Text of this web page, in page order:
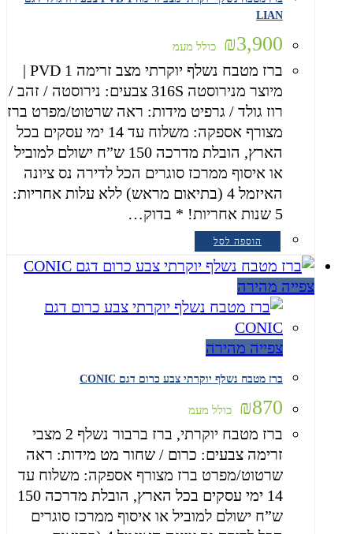
LIAN
₪3,900 כולל מעמ
ברז מטבח נשלף יוקרתי מצב זרימה 1 PVD |
מיוצר מנירוסטה 316S צבעים: נירוסטה / זהב /
רוז גולד / גרפיט מידות: ראה שרטוט/מפרט ברז
מצורף אספקה: משלוח עד 14 ימי עסקים בכל
הארץ, הובלת מדרכה 150 ש”ח ישולם למוביל
או איסוף ממרכז סוגרים הכל לדירה נס ציונה
האיזמל 4 (בתיאום מראש) ללא עלות אחריות:
5 שנות אחריות! * בדוק…
הוספה לסל
צפייה מהירה
צפייה מהירה
ברז מטבח נשלף יוקרתי צבע כרום דגם CONIC
₪870 כולל מעמ
ברז מטבח יוקרתי, ברז ברבור נשלף 2 מצבי
זרימה צבעים: כרום / שחור מט מידות: ראה
שרטוט/מפרט ברז מצורף אספקה: משלוח עד
14 ימי עסקים בכל הארץ, הובלת מדרכה 150
ש”ח ישולם למוביל או איסוף ממרכז סוגרים